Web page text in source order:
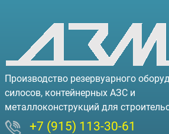
Производство резервуарного
силосов, контейнерных АЗС и
металлоконструкций для
+7 (915) 113-30-61